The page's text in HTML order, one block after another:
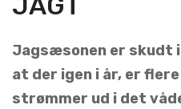
Jagsæsonen er skudt
at der igen i år, er
strømmer ud i det